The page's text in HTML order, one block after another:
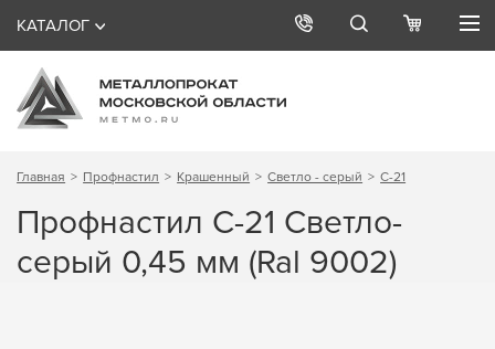
КАТАЛОГ
Главная Профнастил Крашенный Светло - серый С-21
Профнастил С-21 Светло-
серый 0,45 мм (Ral 9002)